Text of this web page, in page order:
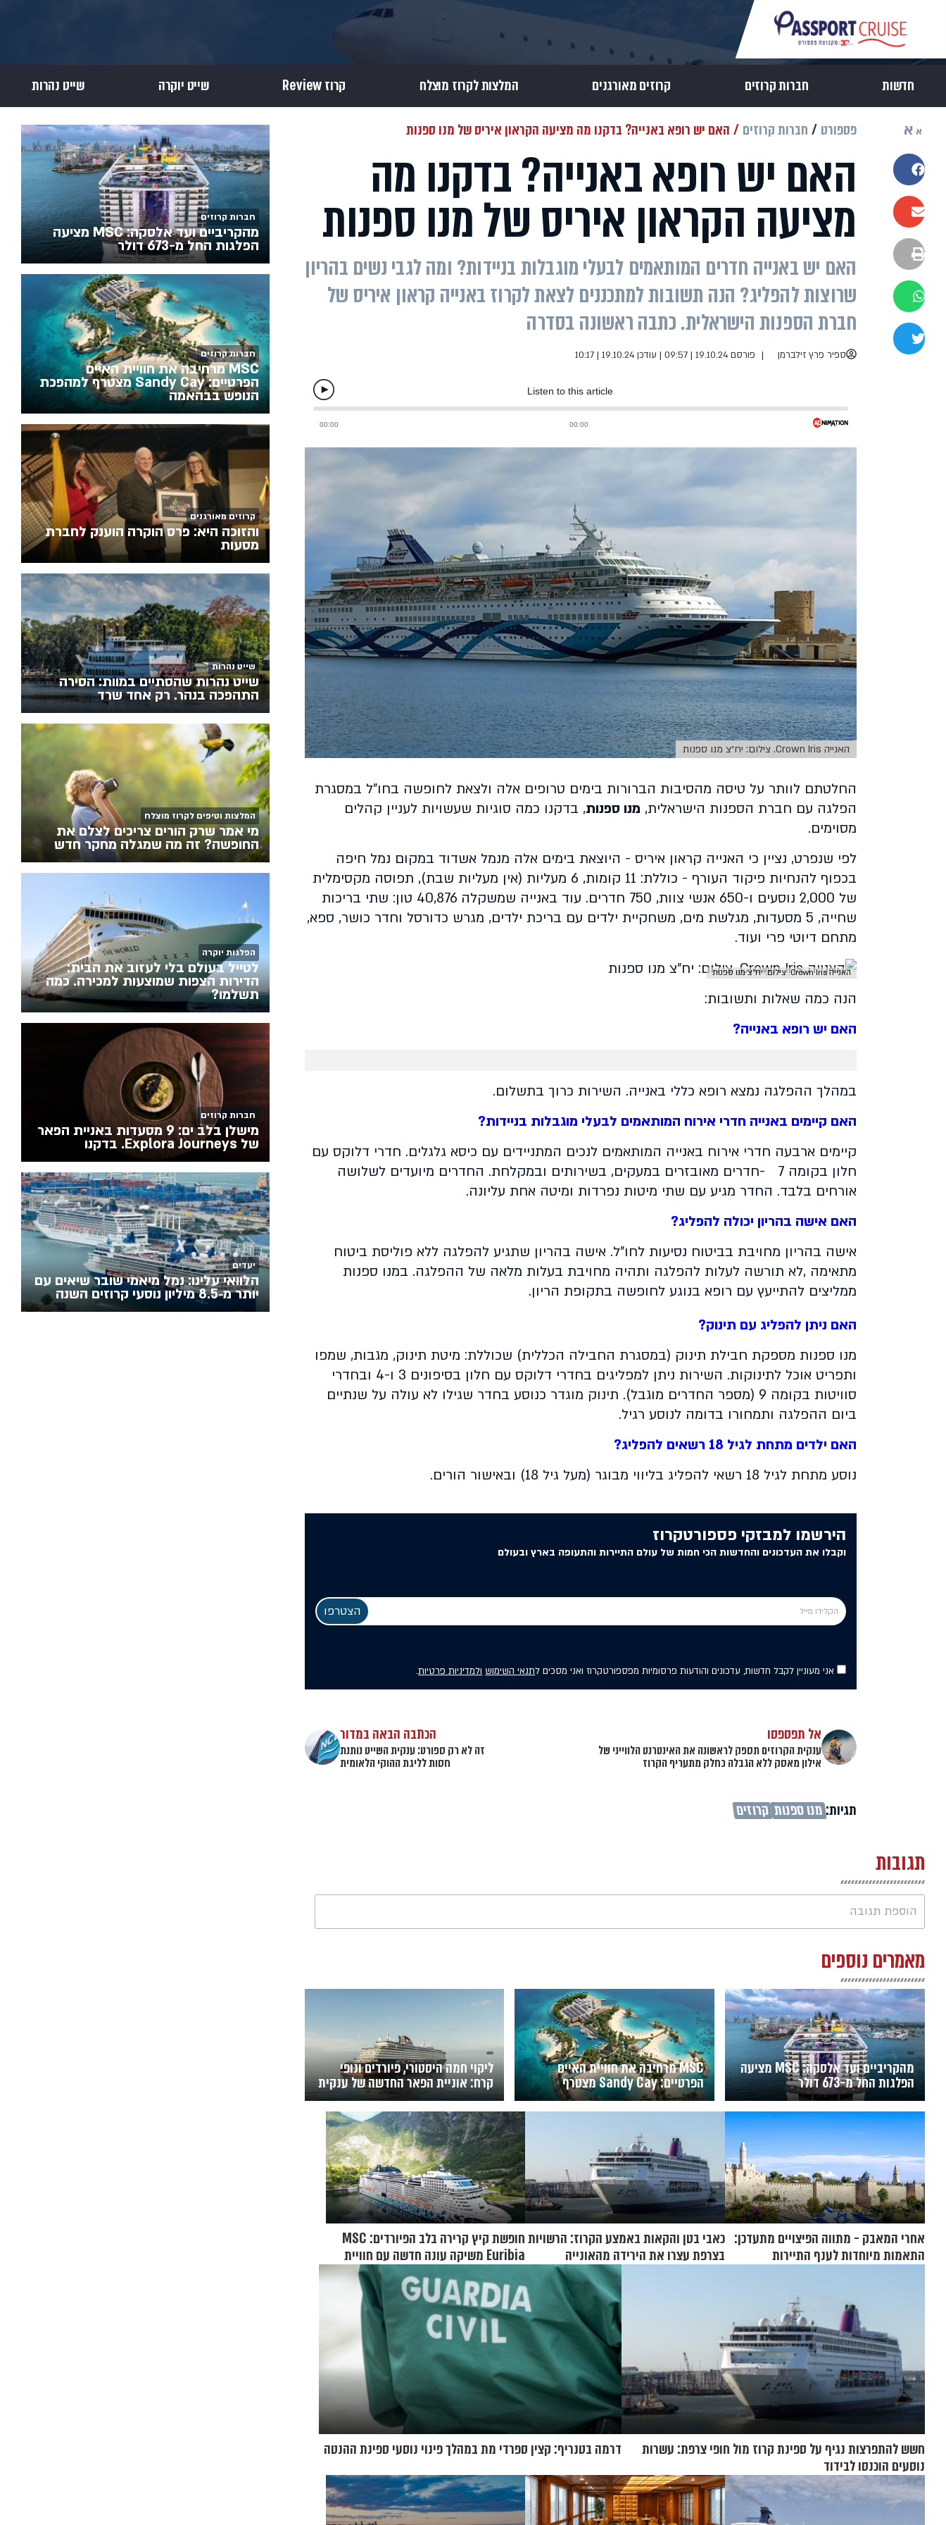
חדשות חברות קרוזים קרוזים מאורגנים המלצות לקרוז מוצלח קרוז Review שייט יוקרה שייט נהרות
א א
שתפו בפייסבוק
שתפו במייל
הדפסה
שתפו בוואטסאפ
שתפו בטוויטר
פספורט חברות קרוזים האם יש רופא באנייה? בדקנו מה מציעה הקראון איריס של מנו ספנות
האם יש רופא באנייה? בדקנו מה
מציעה הקראון איריס של מנו ספנות
האם יש באנייה חדרים המותאמים לבעלי מוגבלות בניידות? ומה לגבי נשים בהריון
שרוצות להפליג? הנה תשובות למתכננים לצאת לקרוז באנייה קראון איריס של
חברת הספנות הישראלית. כתבה ראשונה בסדרה
ספיר פרץ זילברמן פורסם 19.10.24 | 09:57 | עודכן 19.10.24 | 10:17
האנייה Crown Iris. צילום: יח״צ מנו ספנות
החלטתם לוותר על טיסה מהסיבות הברורות בימים טרופים אלה ולצאת לחופשה בחו"ל במסגרת
הפלגה עם חברת הספנות הישראלית, מנו ספנות, בדקנו כמה סוגיות שעשויות לעניין קהלים
מסוימים.
לפי שנפרט, נציין כי האנייה קראון איריס - היוצאת בימים אלה מנמל אשדוד במקום נמל חיפה
בכפוף להנחיות פיקוד העורף - כוללת: 11 קומות, 6 מעליות (אין מעליות שבת), תפוסה מקסימלית
של 2,000 נוסעים ו-650 אנשי צוות, 750 חדרים. עוד באנייה שמשקלה 40,876 טון: שתי בריכות
שחייה, 5 מסעדות, מגלשת מים, משחקיית ילדים עם בריכת ילדים, מגרש כדורסל וחדר כושר, ספא,
מתחם דיוטי פרי ועוד.
האנייה Crown Iris. צילום: יח״צ מנו ספנות
הנה כמה שאלות ותשובות:
האם יש רופא באנייה?
במהלך ההפלגה נמצא רופא כללי באנייה. השירות כרוך בתשלום.
האם קיימים באנייה חדרי אירוח המותאמים לבעלי מוגבלות בניידות?
קיימים ארבעה חדרי אירוח באנייה המותאמים לנכים המתניידים עם כיסא גלגלים. חדרי דלוקס עם
חלון בקומה 7
-חדרים מאובזרים במעקים, בשירותים ובמקלחת. החדרים מיועדים לשלושה
אורחים בלבד. החדר מגיע עם שתי מיטות נפרדות ומיטה אחת עליונה.
האם אישה בהריון יכולה להפליג?
אישה בהריון מחויבת בביטוח נסיעות לחו"ל. אישה בהריון שתגיע להפלגה ללא פוליסת ביטוח
מתאימה ,לא תורשה לעלות להפלגה ותהיה מחויבת בעלות מלאה של ההפלגה. במנו ספנות
ממליצים להתייעץ עם רופא בנוגע לחופשה בתקופת הריון.
האם ניתן להפליג עם תינוק?
מנו ספנות מספקת חבילת תינוק (במסגרת החבילה הכללית) שכוללת: מיטת תינוק, מגבות, שמפו
ותפריט אוכל לתינוקות. השירות ניתן למפליגים בחדרי דלוקס עם חלון בסיפונים 3 ו-4 ובחדרי
סוויטות בקומה 9 (מספר החדרים מוגבל)
. תינוק מוגדר כנוסע בחדר שגילו לא עולה על שנתיים
ביום ההפלגה ותמחורו בדומה לנוסע רגיל.
האם ילדים מתחת לגיל 18 רשאים להפליג?
נוסע מתחת לגיל 18 רשאי להפליג בליווי מבוגר (מעל גיל 18) ובאישור הורים
.
הירשמו למבזקי פספורטקרוז
וקבלו את העדכונים והחדשות הכי חמות של עולם התיירות והתעופה בארץ ובעולם
אני מעוניין לקבל חדשות, עדכונים והודעות פרסומיות מפספורטקרוז ואני מסכים לתנאי השימוש ולמדיניות פרטיות.
אל תפספסו
ענקית הקרוזים תספק לראשונה את האינטרנט הלווייני של
אילון מאסק ללא הגבלה כחלק מתעריף הקרוז
הכתבה הבאה במדור
זה לא רק ספורט: ענקית השייט נותנת
חסות לליגת ההוקי הלאומית
תגיות:מנו ספנותקרוזים
תגובות
הוספת תגובה
מאמרים נוספים
מהקריביים ועד אלסקה: MSC מציעה
הפלגות החל מ-673 דולר
MSC מרחיבה את חוויית האיים
הפרטיים: Sandy Cay מצטרף
למהפכת הנופש בבהאמה
ליקוי חמה היסטורי, פיורדים ונופי
קרח: אוניית הפאר החדשה של ענקית
השייט תושק בקיץ 2026
אחרי המאבק - מתווה הפיצויים מתעדכן:
התאמות מיוחדות לענף התיירות
כאבי בטן והקאות באמצע הקרוז: הרשויות
בצרפת עצרו את הירידה מהאונייה
חופשת קיץ קרירה בלב הפיורדים: MSC
Euribia משיקה עונה חדשה עם חוויית
חשש להתפרצות נגיף על ספינת קרוז מול חופי צרפת: עשרות
נוסעים הוכנסו לבידוד
דרמה בטנריף: קצין ספרדי מת במהלך פינוי נוסעי ספינת ההנטה
חברות קרוזים
מהקריביים ועד אלסקה: MSC מציעה
הפלגות החל מ-673 דולר
חברות קרוזים
MSC מרחיבה את חוויית האיים
הפרטיים: Sandy Cay מצטרף למהפכת
הנופש בבהאמה
קרוזים מאורגנים
והזוכה היא: פרס הוקרה הוענק לחברת
מסעות
שייט נהרות
שייט נהרות שהסתיים במוות: הסירה
התהפכה בנהר. רק אחד שרד
המלצות וטיפים לקרוז מוצלח
מי אמר שרק הורים צריכים לצלם את
החופשה? זה מה שמגלה מחקר חדש
הפלגות יוקרה
לטייל בעולם בלי לעזוב את הבית:
הדירות הצפות שמוצעות למכירה. כמה
תשלמו?
חברות קרוזים
מישלן בלב ים: 9 מסעדות באניית הפאר
של Explora Journeys. בדקנו
יעדים
הלוואי עלינו: נמל מיאמי שובר שיאים עם
יותר מ‑8.5 מיליון נוסעי קרוזים השנה